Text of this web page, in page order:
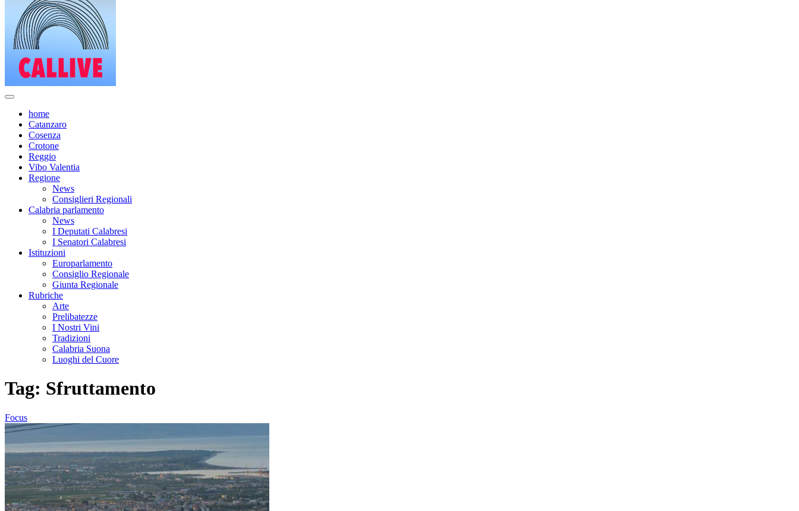
home
Catanzaro
Cosenza
Crotone
Reggio
Vibo Valentia
Regione
News
Consiglieri Regionali
Calabria parlamento
News
I Deputati Calabresi
I Senatori Calabresi
Istituzioni
Europarlamento
Consiglio Regionale
Giunta Regionale
Rubriche
Arte
Prelibatezze
I Nostri Vini
Tradizioni
Calabria Suona
Luoghi del Cuore
Tag: Sfruttamento
Focus